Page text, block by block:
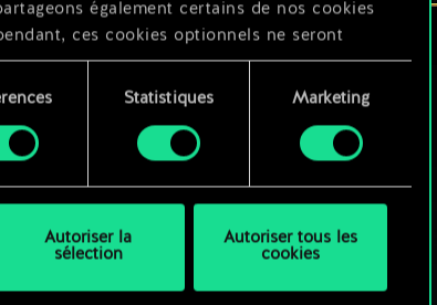
également certains de nos cookies
ces cookies optionnels ne seront
dans le menu "Paramètres" ci-dessous.
Statistiques Marketing
Autoriser la
sélection
Autoriser tous les
cookies